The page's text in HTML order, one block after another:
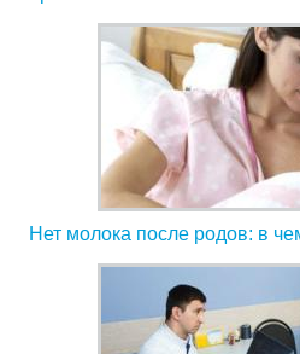
Нет молока после родов: в